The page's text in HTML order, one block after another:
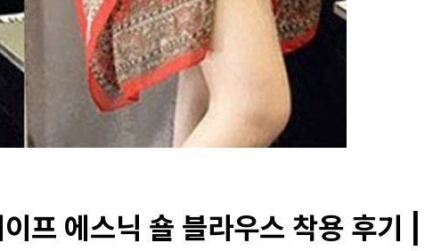
프 에스닉 숄 블라우스 착용 후